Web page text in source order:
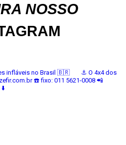
NOSSO
infláveis no Brasil 🇧🇷⠀⠀
⚓️ O 4x4 dos
☎️ fixo: 011 5621-0008 📲
⬇️